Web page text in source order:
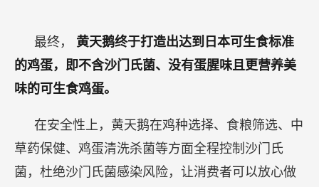
最终， 黄天鹅终于打造出达到日本可生食标准
的鸡蛋，即不含沙门氏菌、没有蛋腥味且更营养美
味的可生食鸡蛋。
在安全性上，黄天鹅在鸡种选择、食粮筛选、中
草药保健、鸡蛋清洗杀菌等方面全程控制沙门氏
菌，杜绝沙门氏菌感染风险，让消费者可以放心做